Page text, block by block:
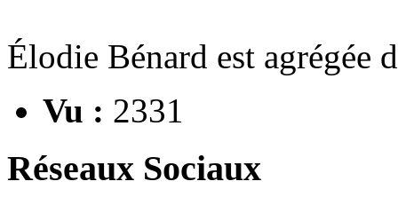
Élodie Bénard est agrégée
Vu : 2331
Réseaux Sociaux